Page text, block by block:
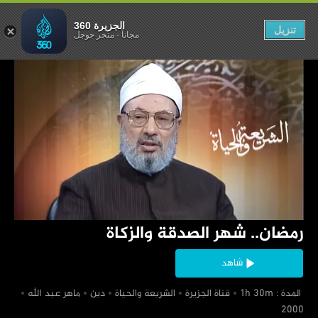
‏رمضان.. شهر الصدقة والزكاة
شاهد
‏ المدة : 1h 30m
‏قناة الجزيرة ‏الشريعة والحياة ‏دين
‏ماهر عبد الله
الصدقة والزكاة
الجزيرة 360
مجاناً-متجر جوجل تنزيل